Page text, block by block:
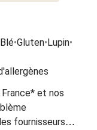
Blé•Gluten•Lupin•
et nos
fournisseurs